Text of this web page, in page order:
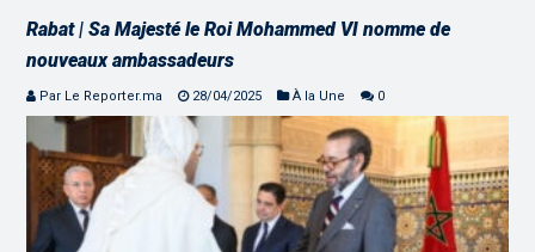
Rabat | Sa Majesté le Roi Mohammed VI nomme de
nouveaux ambassadeurs
Par Le Reporter.ma 28/04/2025 À la Une 0